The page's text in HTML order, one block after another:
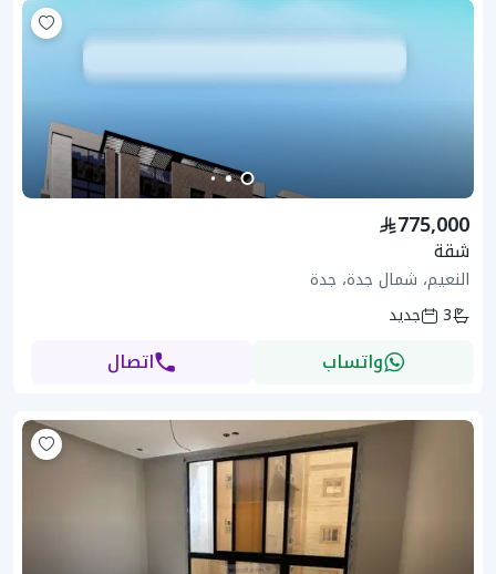
775,000
شقة
النعيم، شمال جدة، جدة
3
جديد
واتساب اتصال